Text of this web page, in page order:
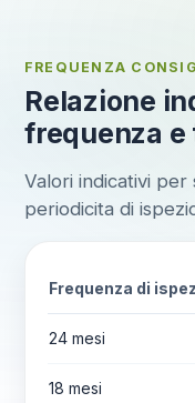
FREQUENZA
Relazione
frequenza e
Valori indicativi per
periodicita di
Frequenza di
24 mesi
18 mesi